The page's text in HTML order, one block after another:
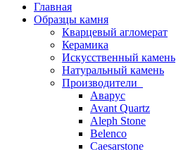
Главная
Образцы камня
Кварцевый агломерат
Керамика
Искусственный камень
Натуральный камень
Производители
Аварус
Avant Quartz
Aleph Stone
Belenco
Caesarstone